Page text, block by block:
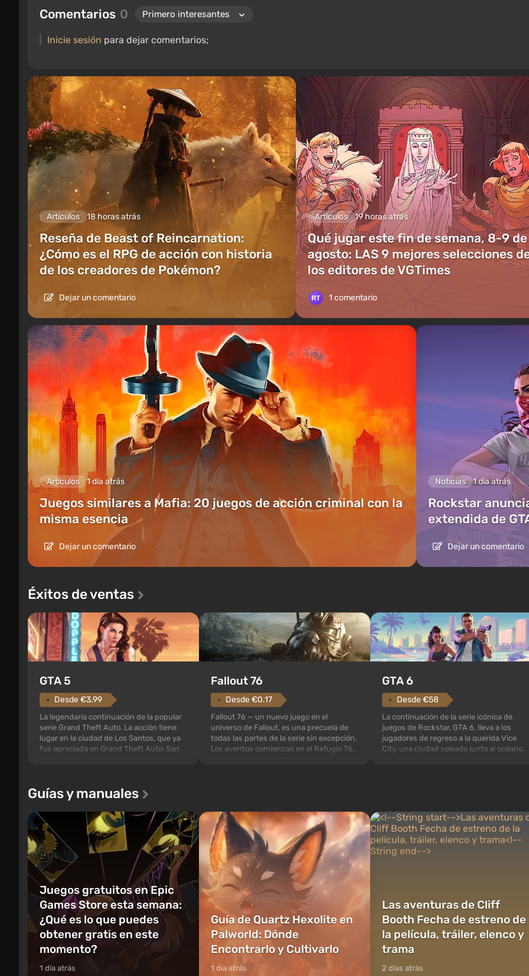
Comentarios 0
Inicie sesión para dejar comentarios;
Artículos 18 horas atrás
Reseña de Beast of Reincarnation:
¿Cómo es el RPG de acción con historia
de los creadores de Pokémon?
Dejar un comentario
Artículos 19 horas atrás
Qué jugar este fin de semana, 8-9 de
agosto: LAS 9 mejores selecciones
los editores de VGTimes
1 comentario
Artículos 1 día atrás
Juegos similares a Mafia: 20 juegos de acción criminal con la
misma esencia
Dejar un comentario
Noticias 1 día atrás
Rockstar
extendida de
Dejar un comentario
Éxitos de ventas
GTA 5
Desde €3.99
La legendaria continuación de la popular
serie Grand Theft Auto. La acción tiene
lugar en la ciudad de Los Santos, que ya
fue apreciada en Grand Theft Auto: San
cuales podrás cambi...
Fallout 76
Desde €0.17
Fallout 76 — un nuevo juego en el
universo de Fallout, es una precuela de
todas las partes de la serie sin excepción.
Los eventos comienzan en el Refugio 76,
GTA 6
Desde €58
La continuación de la serie icónica de
juegos de Rockstar, GTA 6, lleva a los
jugadores de regreso a la querida Vice
City, una ciudad soleada junto al océano,
Guías y manuales
Juegos gratuitos en Epic
Games Store esta semana:
¿Qué es lo que puedes
obtener gratis en este
momento?
1 día atrás
Guía de Quartz Hexolite en
Palworld: Dónde
Encontrarlo y Cultivarlo
1 día atrás
Las aventuras de Cliff
Booth Fecha de estreno de
la película, tráiler, elenco y
trama
2 días atrás